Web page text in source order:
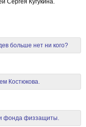
больше нет ни кого?
Костюкова.
фонда физзащиты.